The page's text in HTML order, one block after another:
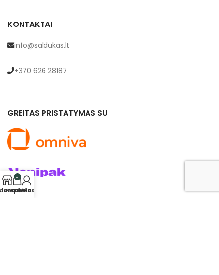
KONTAKTAI
info@saldukas.lt
+370 626 28187
GREITAS PRISTATYMAS SU
0
Krepšelis
Mano Paskyra